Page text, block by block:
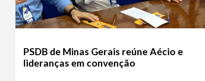
PSDB de Minas Gerais reúne Aécio e
lideranças em convenção